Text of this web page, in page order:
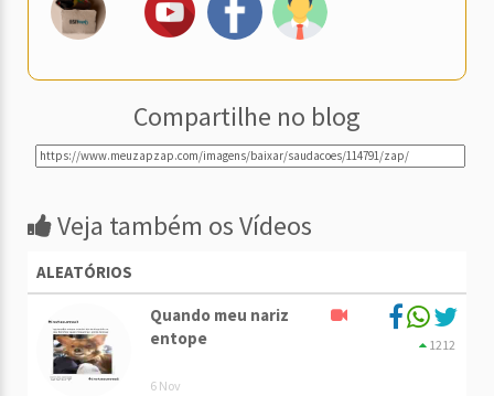
Compartilhe no blog
Veja também os Vídeos
ALEATÓRIOS
Quando meu nariz
entope
6 Nov
1212